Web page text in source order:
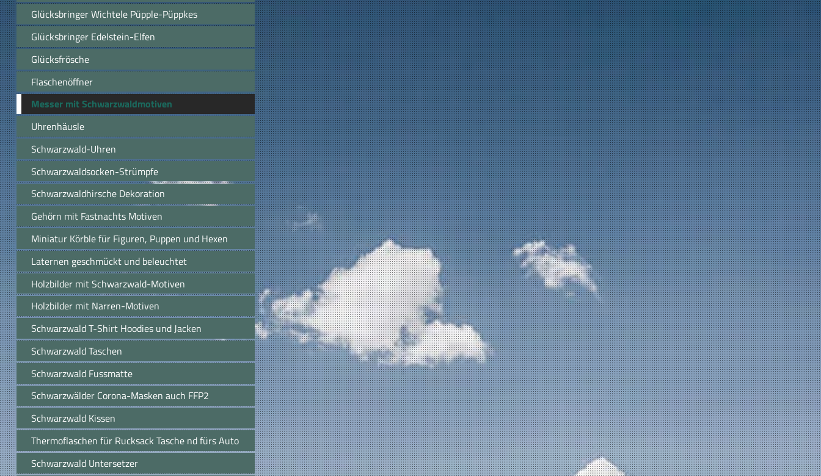
Glücksbringer Wichtele Püpple-Püppkes
Glücksbringer Edelstein-Elfen
Glücksfrösche
Flaschenöffner
Messer mit Schwarzwaldmotiven
Uhrenhäusle
Schwarzwald-Uhren
Schwarzwaldsocken-Strümpfe
Schwarzwaldhirsche Dekoration
Gehörn mit Fastnachts Motiven
Miniatur Körble für Figuren, Puppen und Hexen
Laternen geschmückt und beleuchtet
Holzbilder mit Schwarzwald-Motiven
Holzbilder mit Narren-Motiven
Schwarzwald T-Shirt Hoodies und Jacken
Schwarzwald Taschen
Schwarzwald Fussmatte
Schwarzwälder Corona-Masken auch FFP2
Schwarzwald Kissen
Thermoflaschen für Rucksack Tasche nd fürs Auto
Schwarzwald Untersetzer